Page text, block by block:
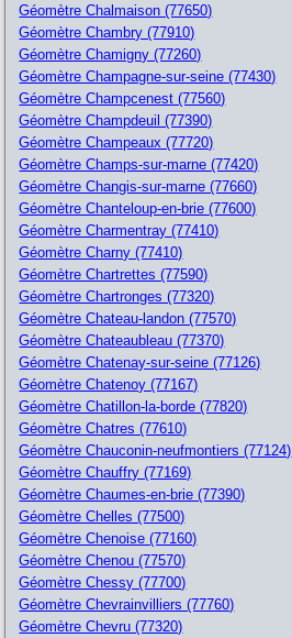
Géomètre Chalmaison (77650)
Géomètre Chambry (77910)
Géomètre Chamigny (77260)
Géomètre Champagne-sur-seine (77430)
Géomètre Champcenest (77560)
Géomètre Champdeuil (77390)
Géomètre Champeaux (77720)
Géomètre Champs-sur-marne (77420)
Géomètre Changis-sur-marne (77660)
Géomètre Chanteloup-en-brie (77600)
Géomètre Charmentray (77410)
Géomètre Charny (77410)
Géomètre Chartrettes (77590)
Géomètre Chartronges (77320)
Géomètre Chateau-landon (77570)
Géomètre Chateaubleau (77370)
Géomètre Chatenay-sur-seine (77126)
Géomètre Chatenoy (77167)
Géomètre Chatillon-la-borde (77820)
Géomètre Chatres (77610)
Géomètre Chauconin-neufmontiers (77124)
Géomètre Chauffry (77169)
Géomètre Chaumes-en-brie (77390)
Géomètre Chelles (77500)
Géomètre Chenoise (77160)
Géomètre Chenou (77570)
Géomètre Chessy (77700)
Géomètre Chevrainvilliers (77760)
Géomètre Chevru (77320)